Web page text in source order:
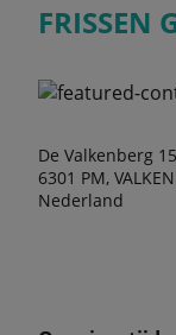
FRISSEN
De Valkenberg 15
6301 PM,
Nederland